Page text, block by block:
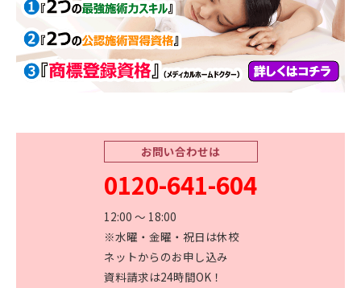
お問い合わせは
0120-641-604
12:00 〜 18:00
※水曜・金曜・祝日は休校
ネットからのお申し込み
資料請求は24時間OK！